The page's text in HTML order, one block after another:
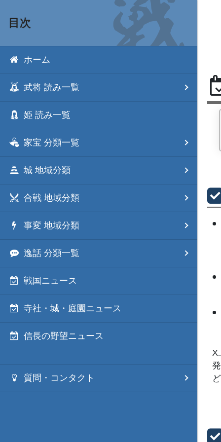
目次
ホーム
武将 読み一覧
姫 読み一覧
家宝 分類一覧
城 地域分類
合戦 地域分類
事変 地域分類
逸話 分類一覧
戦国ニュース
寺社・城・庭園ニュース
信長の野望ニュース
質問・コンタクト
X